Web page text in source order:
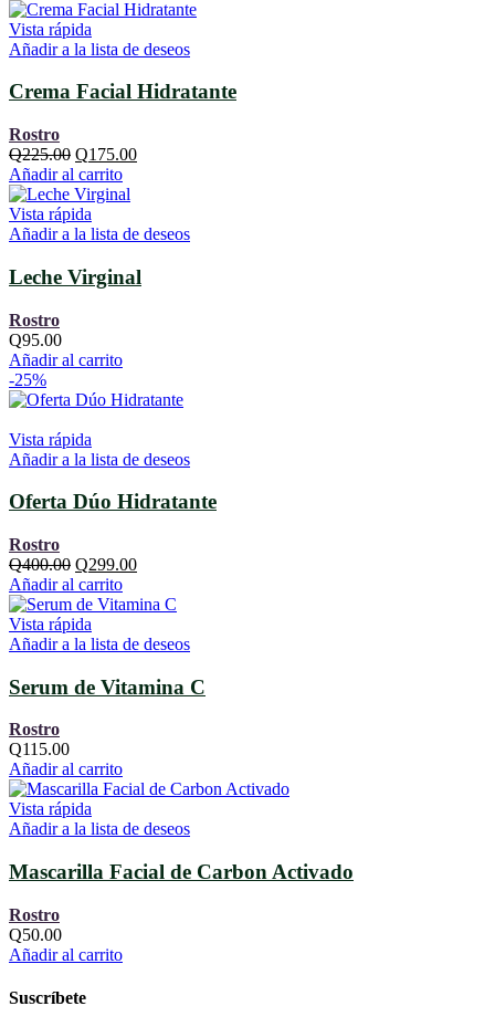
Vista rápida
Añadir a la lista de deseos
Crema Facial Hidratante
Rostro
Q225.00 El
precio
original
era:
Q225.00.
Q175.00El
Q175.00.
Añadir al carrito
Vista rápida
Añadir a la lista de deseos
Leche Virginal
Rostro
Q95.00
Añadir al carrito
-25%
Vista rápida
Añadir a la lista de deseos
Oferta Dúo Hidratante
Rostro
Q400.00 El
precio
original
era:
Q400.00.
Q299.00El
actual
Q299.00.
Añadir al carrito
Vista rápida
Añadir a la lista de deseos
Serum de Vitamina C
Rostro
Q115.00
Añadir al carrito
Vista rápida
Añadir a la lista de deseos
Mascarilla Facial de Carbon Activado
Rostro
Q50.00
Añadir al carrito
Suscríbete